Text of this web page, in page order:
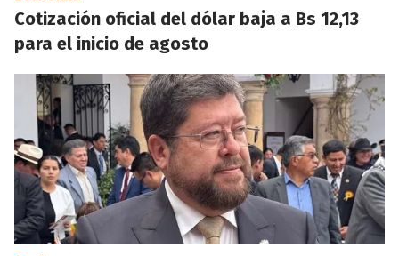
Cotización oficial del dólar baja a Bs 12,13
para el inicio de agosto